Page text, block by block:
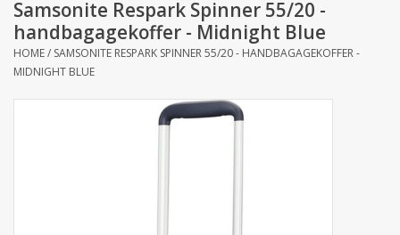
Rugtas
Koffer
Samsonite Respark Spinner 55/20 -
handbagagekoffer - Midnight Blue
HOME/ SAMSONITE RESPARK SPINNER 55/20 - HANDBAGAGEKOFFER -
MIDNIGHT BLUE